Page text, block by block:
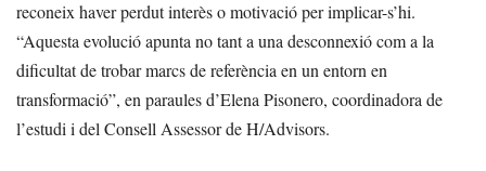
reconeix haver perdut interès o motivació per implicar-s’hi.
“Aquesta evolució apunta no tant a una desconnexió com a la
dificultat de trobar marcs de referència en un entorn en
transformació”, en paraules d’Elena Pisonero, coordinadora de
l’estudi i del Consell Assessor de H/Advisors.